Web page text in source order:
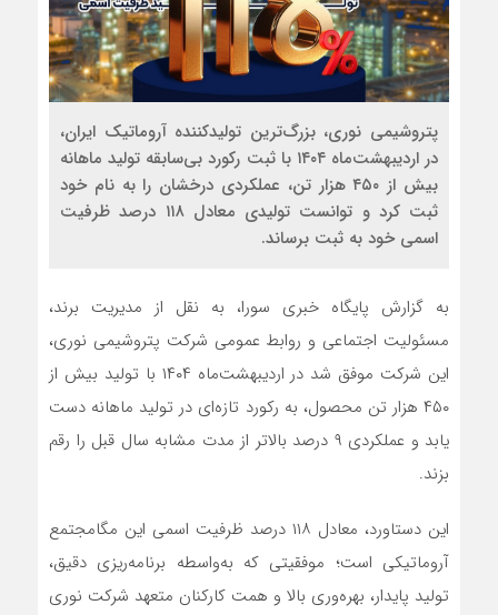
پتروشیمی نوری، بزرگ‌ترین تولیدکننده آروماتیک ایران،
در اردیبهشت‌ماه ۱۴۰۴ با ثبت رکورد بی‌سابقه تولید ماهانه
بیش از ۴۵۰ هزار تن، عملکردی درخشان را به نام خود
ثبت کرد و توانست تولیدی معادل ۱۱۸ درصد ظرفیت
اسمی خود به ثبت برساند.
به گزارش پایگاه خبری سورا، به نقل از مدیریت برند،
مسئولیت اجتماعی و روابط عمومی شرکت پتروشیمی نوری،
این شرکت موفق شد در اردیبهشت‌ماه ۱۴۰۴ با تولید بیش از
۴۵۰ هزار تن محصول، به رکورد تازه‌ای در تولید ماهانه دست
یابد و عملکردی ۹ درصد بالاتر از مدت مشابه سال قبل را رقم
بزند.
این دستاورد، معادل ۱۱۸ درصد ظرفیت اسمی این مگامجتمع
آروماتیکی است؛ موفقیتی که به‌واسطه برنامه‌ریزی دقیق،
تولید پایدار، بهره‌وری بالا و همت کارکنان متعهد شرکت نوری